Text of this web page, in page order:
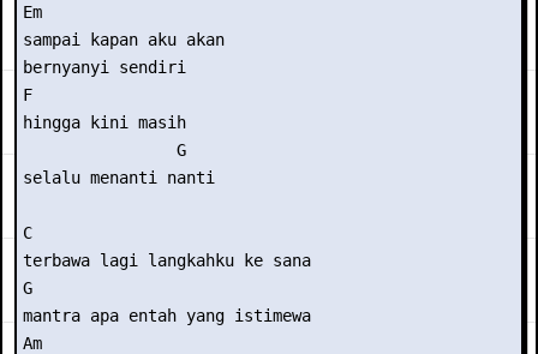
Em
sampai kapan aku akan
bernyanyi sendiri
F
hingga kini masih
                G
selalu menanti nanti
C
terbawa lagi langkahku ke sana
G
mantra apa entah yang istimewa
Am